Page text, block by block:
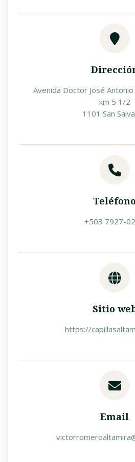
Avenida Doctor José
km 5 1/2
1101 San
Teléfono
+503 7927-
Sitio
https://
Email